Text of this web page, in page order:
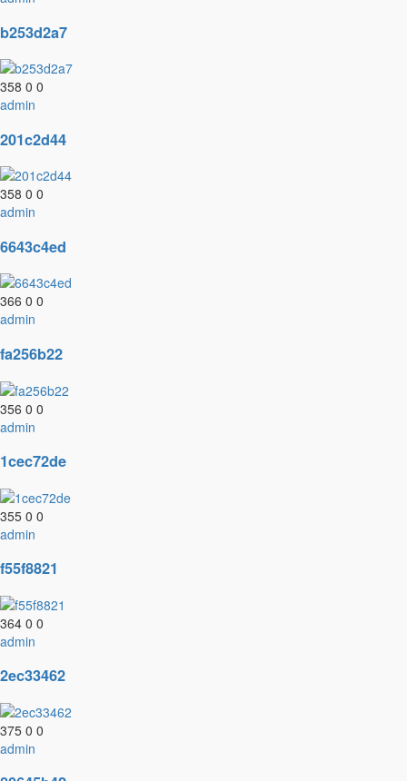
b253d2a7
358 0 0
admin
201c2d44
358 0 0
admin
6643c4ed
366 0 0
admin
fa256b22
356 0 0
admin
1cec72de
355 0 0
admin
f55f8821
364 0 0
admin
2ec33462
375 0 0
admin